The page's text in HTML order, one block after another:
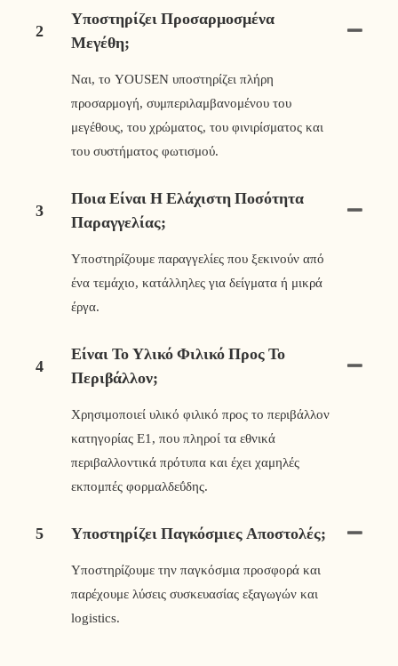
2
Υποστηρίζει Προσαρμοσμένα
Μεγέθη;
Ναι, το YOUSEN υποστηρίζει πλήρη
προσαρμογή, συμπεριλαμβανομένου του
μεγέθους, του χρώματος, του φινιρίσματος και
του συστήματος φωτισμού.
3
Ποια Είναι Η Ελάχιστη Ποσότητα
Παραγγελίας;
Υποστηρίζουμε παραγγελίες που ξεκινούν από
ένα τεμάχιο, κατάλληλες για δείγματα ή μικρά
έργα.
4
Είναι Το Υλικό Φιλικό Προς Το
Περιβάλλον;
Χρησιμοποιεί υλικό φιλικό προς το περιβάλλον
κατηγορίας E1, που πληροί τα εθνικά
περιβαλλοντικά πρότυπα και έχει χαμηλές
εκπομπές φορμαλδεΰδης.
5 Υποστηρίζει Παγκόσμιες Αποστολές;
Υποστηρίζουμε την παγκόσμια προσφορά και
παρέχουμε λύσεις συσκευασίας εξαγωγών και
logistics.